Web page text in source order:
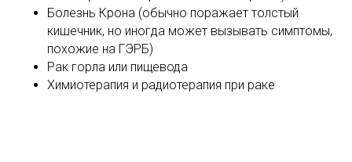
Болезнь Крона (обычно поражает толстый
кишечник, но иногда может вызывать симптомы,
похожие на ГЭРБ)
Рак горла или пищевода
Химиотерапия и радиотерапия при раке